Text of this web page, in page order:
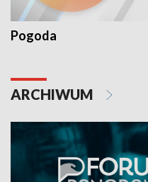
Pogoda
ARCHIWUM